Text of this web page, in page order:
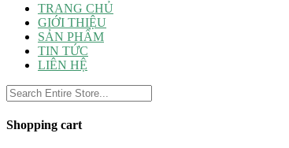
TRANG CHỦ
GIỚI THIỆU
SẢN PHẨM
TIN TỨC
LIÊN HỆ
Shopping cart